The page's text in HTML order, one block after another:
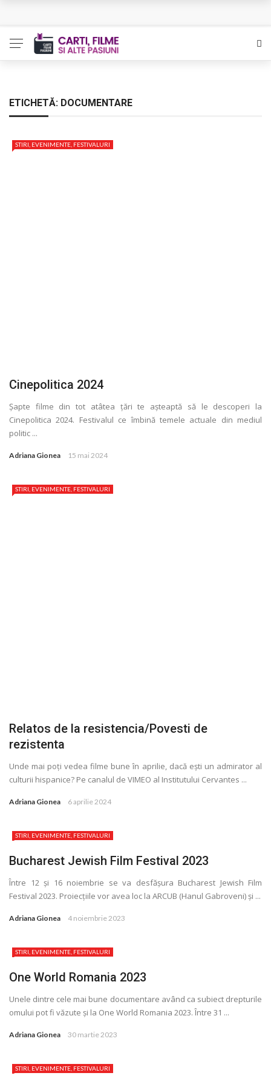
The Man Who Sold Air in the Holy Land – Generatia care
Queer – Un Burroughs sentimental
Luati-ma drept un vis. Povestiri in K. minor – Dor de Kafka
ETICHETĂ: DOCUMENTARE
STIRI, EVENIMENTE, FESTIVALURI
Cinepolitica 2024
Şapte filme din tot atâtea ţări te așteaptă să le descoperi la
Cinepolitica 2024. Festivalul ce îmbină temele actuale din mediul
politic ...
Adriana Gionea 15 mai 2024
STIRI, EVENIMENTE, FESTIVALURI
Relatos de la resistencia/Povesti de
rezistenta
Unde mai poţi vedea filme bune în aprilie, dacă ești un admirator al
culturii hispanice? Pe canalul de VIMEO al Institutului Cervantes ...
Adriana Gionea 6 aprilie 2024
STIRI, EVENIMENTE, FESTIVALURI
Bucharest Jewish Film Festival 2023
Între 12 și 16 noiembrie se va desfășura Bucharest Jewish Film
Festival 2023. Proiecţiile vor avea loc la ARCUB (Hanul Gabroveni) și ...
Adriana Gionea 4 noiembrie 2023
STIRI, EVENIMENTE, FESTIVALURI
One World Romania 2023
Unele dintre cele mai bune documentare având ca subiect drepturile
omului pot fi văzute și la One World Romania 2023. Între 31 ...
Adriana Gionea 30 martie 2023
STIRI, EVENIMENTE, FESTIVALURI